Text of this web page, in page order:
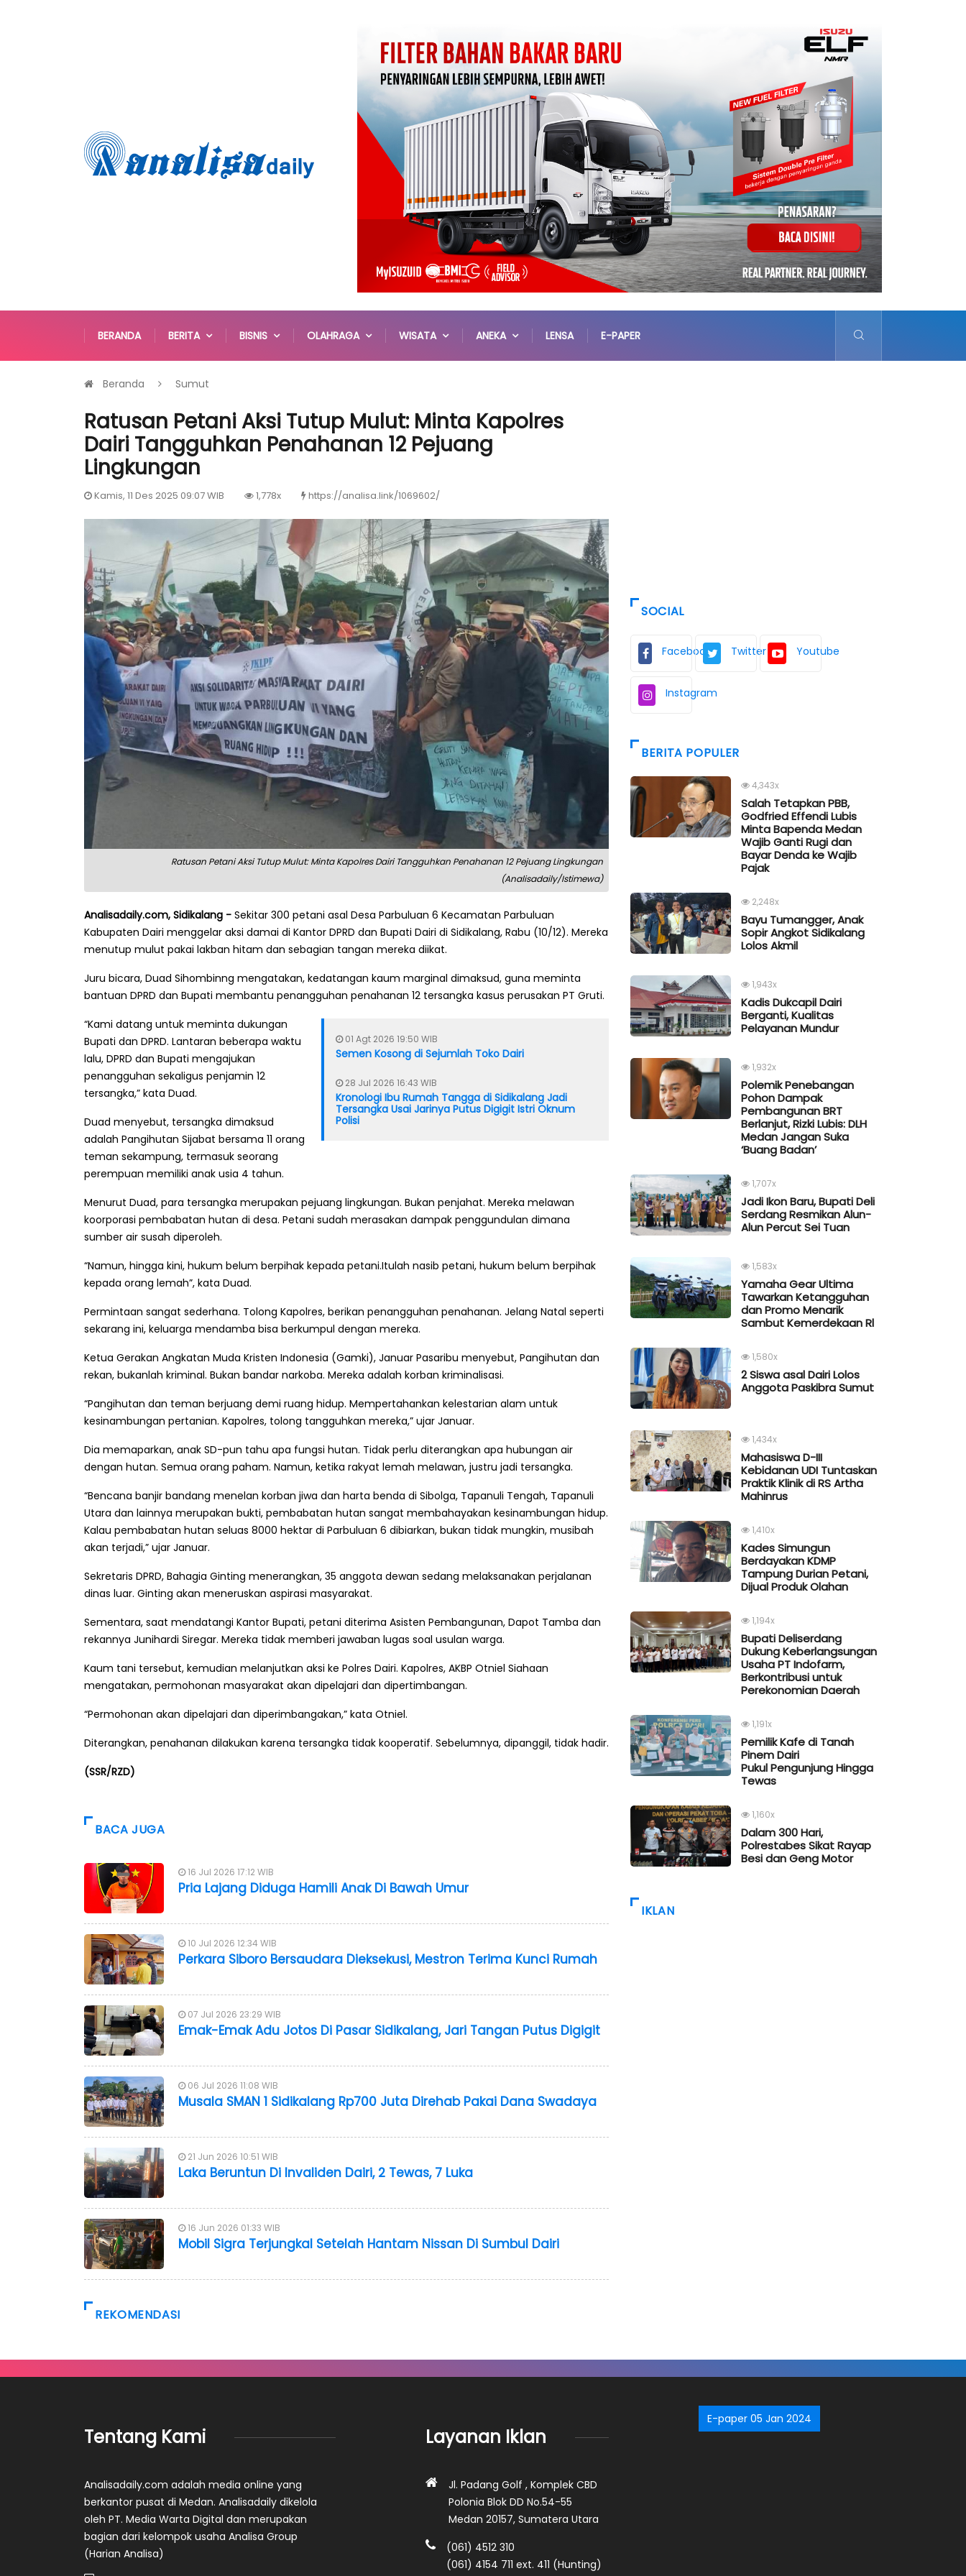
BERANDA BERITA BISNIS OLAHRAGA WISATA ANEKA LENSA E-PAPER
Beranda Sumut
Ratusan Petani Aksi Tutup Mulut: Minta Kapolres
Dairi Tangguhkan Penahanan 12 Pejuang
Lingkungan
Kamis, 11 Des 2025 09:07 WIB 1,778x https://analisa.link/1069602/
Ratusan Petani Aksi Tutup Mulut: Minta Kapolres Dairi Tangguhkan Penahanan 12 Pejuang Lingkungan
(Analisadaily/Istimewa)
Analisadaily.com, Sidikalang - Sekitar 300 petani asal Desa Parbuluan 6 Kecamatan Parbuluan
Kabupaten Dairi menggelar aksi damai di Kantor DPRD dan Bupati Dairi di Sidikalang, Rabu (10/12). Mereka
menutup mulut pakai lakban hitam dan sebagian tangan mereka diikat.
Juru bicara, Duad Sihombinng mengatakan, kedatangan kaum marginal dimaksud, guna meminta
bantuan DPRD dan Bupati membantu penangguhan penahanan 12 tersangka kasus perusakan PT Gruti.
01 Agt 2026 19:50 WIB
Semen Kosong di Sejumlah Toko Dairi
28 Jul 2026 16:43 WIB
Kronologi Ibu Rumah Tangga di Sidikalang Jadi
Tersangka Usai Jarinya Putus Digigit Istri Oknum
Polisi
“Kami datang untuk meminta dukungan
Bupati dan DPRD. Lantaran beberapa waktu
lalu, DPRD dan Bupati mengajukan
penangguhan sekaligus penjamin 12
tersangka,” kata Duad.
Duad menyebut, tersangka dimaksud
adalah Pangihutan Sijabat bersama 11 orang
teman sekampung, termasuk seorang
perempuan memiliki anak usia 4 tahun.
Menurut Duad, para tersangka merupakan pejuang lingkungan. Bukan penjahat. Mereka melawan
koorporasi pembabatan hutan di desa. Petani sudah merasakan dampak penggundulan dimana
sumber air susah diperoleh.
“Namun, hingga kini, hukum belum berpihak kepada petani.Itulah nasib petani, hukum belum berpihak
kepada orang lemah”, kata Duad.
Permintaan sangat sederhana. Tolong Kapolres, berikan penangguhan penahanan. Jelang Natal seperti
sekarang ini, keluarga mendamba bisa berkumpul dengan mereka.
Ketua Gerakan Angkatan Muda Kristen Indonesia (Gamki), Januar Pasaribu menyebut, Pangihutan dan
rekan, bukanlah kriminal. Bukan bandar narkoba. Mereka adalah korban kriminalisasi.
“Pangihutan dan teman berjuang demi ruang hidup. Mempertahankan kelestarian alam untuk
kesinambungan pertanian. Kapolres, tolong tangguhkan mereka,” ujar Januar.
Dia memaparkan, anak SD-pun tahu apa fungsi hutan. Tidak perlu diterangkan apa hubungan air
dengan hutan. Semua orang paham. Namun, ketika rakyat lemah melawan, justru jadi tersangka.
“Bencana banjir bandang menelan korban jiwa dan harta benda di Sibolga, Tapanuli Tengah, Tapanuli
Utara dan lainnya merupakan bukti, pembabatan hutan sangat membahayakan kesinambungan hidup.
Kalau pembabatan hutan seluas 8000 hektar di Parbuluan 6 dibiarkan, bukan tidak mungkin, musibah
akan terjadi,” ujar Januar.
Sekretaris DPRD, Bahagia Ginting menerangkan, 35 anggota dewan sedang melaksanakan perjalanan
dinas luar. Ginting akan meneruskan aspirasi masyarakat.
Sementara, saat mendatangi Kantor Bupati, petani diterima Asisten Pembangunan, Dapot Tamba dan
rekannya Junihardi Siregar. Mereka tidak memberi jawaban lugas soal usulan warga.
Kaum tani tersebut, kemudian melanjutkan aksi ke Polres Dairi. Kapolres, AKBP Otniel Siahaan
mengatakan, permohonan masyarakat akan dipelajari dan dipertimbangan.
“Permohonan akan dipelajari dan diperimbangakan,” kata Otniel.
Diterangkan, penahanan dilakukan karena tersangka tidak kooperatif. Sebelumnya, dipanggil, tidak hadir.
(SSR/RZD)
BACA JUGA
16 Jul 2026 17:12 WIB
Pria Lajang Diduga Hamili Anak Di Bawah Umur
10 Jul 2026 12:34 WIB
Perkara Siboro Bersaudara Dieksekusi, Mestron Terima Kunci Rumah
07 Jul 2026 23:29 WIB
Emak-Emak Adu Jotos Di Pasar Sidikalang, Jari Tangan Putus Digigit
06 Jul 2026 11:08 WIB
Musala SMAN 1 Sidikalang Rp700 Juta Direhab Pakai Dana Swadaya
21 Jun 2026 10:51 WIB
Laka Beruntun Di Invaliden Dairi, 2 Tewas, 7 Luka
16 Jun 2026 01:33 WIB
Mobil Sigra Terjungkal Setelah Hantam Nissan Di Sumbul Dairi
REKOMENDASI
SOCIAL
Facebook Twitter Youtube
Instagram
BERITA POPULER
4,343x
Salah Tetapkan PBB,
Godfried Effendi Lubis
Minta Bapenda Medan
Wajib Ganti Rugi dan
Bayar Denda ke Wajib
Pajak
2,248x
Bayu Tumangger, Anak
Sopir Angkot Sidikalang
Lolos Akmil
1,943x
Kadis Dukcapil Dairi
Berganti, Kualitas
Pelayanan Mundur
1,932x
Polemik Penebangan
Pohon Dampak
Pembangunan BRT
Berlanjut, Rizki Lubis: DLH
Medan Jangan Suka
‘Buang Badan’
1,707x
Jadi Ikon Baru, Bupati Deli
Serdang Resmikan Alun-
Alun Percut Sei Tuan
1,583x
Yamaha Gear Ultima
Tawarkan Ketangguhan
dan Promo Menarik
Sambut Kemerdekaan Rl
1,580x
2 Siswa asal Dairi Lolos
Anggota Paskibra Sumut
1,434x
Mahasiswa D-III
Kebidanan UDI Tuntaskan
Praktik Klinik di RS Artha
Mahinrus
1,410x
Kades Simungun
Berdayakan KDMP
Tampung Durian Petani,
Dijual Produk Olahan
1,194x
Bupati Deliserdang
Dukung Keberlangsungan
Usaha PT Indofarm,
Berkontribusi untuk
Perekonomian Daerah
1,191x
Pemilik Kafe di Tanah
Pinem Dairi
Pukul Pengunjung Hingga
Tewas
1,160x
Dalam 300 Hari,
Polrestabes Sikat Rayap
Besi dan Geng Motor
IKLAN
Tentang Kami
Analisadaily.com adalah media online yang
berkantor pusat di Medan. Analisadaily dikelola
oleh PT. Media Warta Digital dan merupakan
bagian dari kelompok usaha Analisa Group
(Harian Analisa)
Layanan Iklan
Jl. Padang Golf , Komplek CBD
Polonia Blok DD No.54-55
Medan 20157, Sumatera Utara
(061) 4512 310
(061) 4154 711 ext. 411 (Hunting)
E-paper 05 Jan 2024